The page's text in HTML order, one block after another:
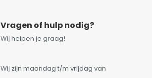
Vragen of hulp nodig?
Wij helpen je graag!
Wij zijn maandag t/m vrijdag van